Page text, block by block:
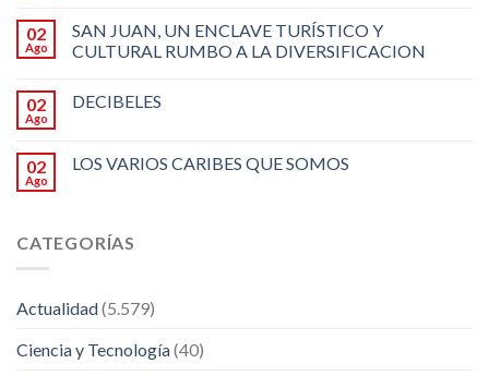
02
Ago
SAN JUAN, UN ENCLAVE TURÍSTICO Y
CULTURAL RUMBO A LA DIVERSIFICACION
02
Ago
DECIBELES
02
Ago
LOS VARIOS CARIBES QUE SOMOS
CATEGORÍAS
Actualidad(5.579)
Ciencia y Tecnología(40)